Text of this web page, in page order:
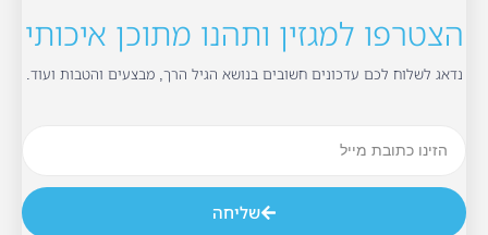
הצטרפו למגזין ותהנו מתוכן איכותי
נדאג לשלוח לכם עדכונים חשובים בנושא הגיל הרך, מבצעים והטבות ועוד.
שליחה